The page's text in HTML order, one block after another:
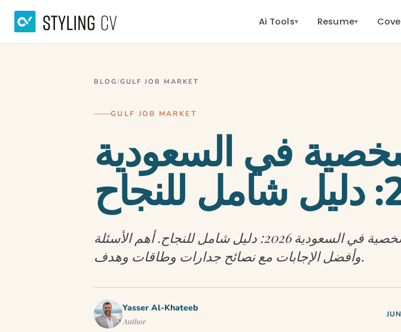
Ai Tools▾ Resume▾
BLOG/GULF JOB MARKET
GULF JOB MARKET
في السعودية
أسئلة المقابلة الشخصية في السعودية 2026: دليل شامل للنجاح. أهم الأسئلة
وأفضل الإجابات مع نصائح جدارات وطاقات وهدف.
Yasser Al-Khateeb
Author